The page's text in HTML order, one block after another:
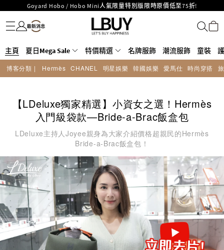
LBuy呈獻 - Hermès 及 Chanel 手袋及首飾原價低至6折，立即入手!
LBuy Nintendo Switch / Nintendo Switch 2 正規商品零售店登陸MOKO 4樓
426號舖！
MOKO 1樓175號鋪旗艦店特設名牌Hermès、CHANEL及LV專區！
購物滿HKD500即享免運費！
LBuy MEGA SALE 精選名牌手袋及小皮具低至6折
名牌服飾
潮流服飾
童裝
護膚美妝
香水香薰
個人護理
母嬰護理
遊戲及精品玩具
文儀用品
家居生活
電子產品
美食
醫藥保健
運動與戶外用品
主頁 夏日Mega Sale 特價精選 名牌服飾 潮流服飾 童裝
博客分類 | Hermès CHANEL 明星娛樂 韓國娛樂 愛馬仕 時尚穿搭
【LDeluxe獨家精選】小資女之選！Hermès
入門級袋款—Bride-a-Brac飯盒包
LDeluxe主持人Joyee親身為大家介紹價格超親民的Hermès
Bride-a-Brac飯盒包！